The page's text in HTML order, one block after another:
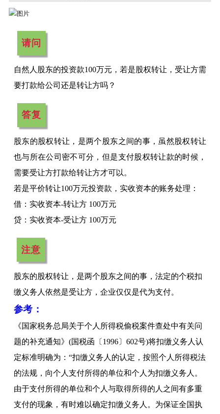
请问
自然人股东的投资款100万元，若是股权转让，受让方需
要打款给公司还是转让方吗？
答复
股东的股权转让，是两个股东之间的事，虽然股权转让
也与所在公司密不可分，但是支付股权转让款的时候，
需要受让方打款给转让方才可以。
若是平价转让100万元投资款，实收资本的账务处理：
借：实收资本-转让方 100万元
贷：实收资本-受让方 100万元
注意
股东的股权转让，是两个股东之间的事，法定的个税扣
缴义务人依然是受让方，企业仅仅是代为支付。
参考：
《国家税务总局关于个人所得税偷税案件查处中有关问
题的补充通知》 (国税函〔1996〕602号)将扣缴义务人认
定标准明确为：“扣缴义务人的认定，按照个人所得税法
的法规，向个人支付所得的单位和个人为扣缴义务人。
由于支付所得的单位和个人与取得所得的人之间有多重
支付的现象，有时难以确定扣缴义务人。为保证全国执